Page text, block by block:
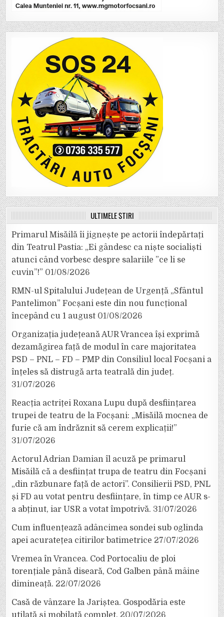
ULTIMELE ȘTIRI
Primarul Misăilă îi jignește pe actorii îndepărtați
din Teatrul Pastia: „Ei gândesc ca niște socialiști
atunci când vorbesc despre salariile ”ce li se
cuvin”!” 01/08/2026
RMN-ul Spitalului Județean de Urgență „Sfântul
Pantelimon” Focșani este din nou funcțional
începând cu 1 august 01/08/2026
Organizația județeană AUR Vrancea își exprimă
dezamăgirea față de modul în care majoritatea
PSD – PNL – FD – PMP din Consiliul local Focșani a
înțeles să distrugă arta teatrală din județ.
31/07/2026
Reacția actriței Roxana Lupu după desființarea
trupei de teatru de la Focșani: „Misăilă mocnea de
furie că am îndrăznit să cerem explicații!”
31/07/2026
Actorul Adrian Damian îl acuză pe primarul
Misăilă că a desființat trupa de teatru din Focșani
„din răzbunare față de actori”. Consilierii PSD, PNL
și FD au votat pentru desființare, în timp ce AUR s-
a abținut, iar USR a votat împotrivă. 31/07/2026
Cum influențează adâncimea sondei sub oglinda
apei acuratețea citirilor batimetrice 27/07/2026
Vremea în Vrancea. Cod Portocaliu de ploi
torențiale până diseară, Cod Galben până mâine
dimineață. 22/07/2026
Casă de vânzare la Jariștea. Gospodăria este